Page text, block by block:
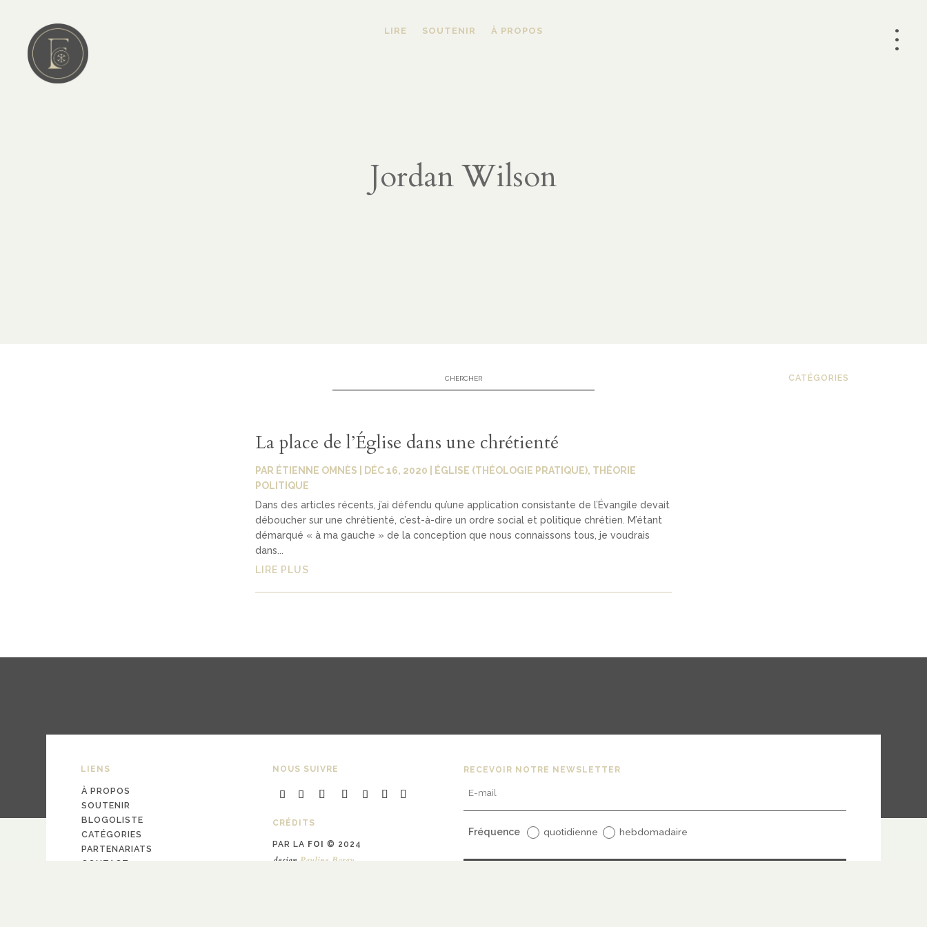
•
•
•
LIRE SOUTENIR À PROPOS
Jordan Wilson
CATÉGORIES
La place de l’Église dans une chrétienté
PAR ÉTIENNE OMNÈS DÉC 16, 2020 ÉGLISE (THÉOLOGIE PRATIQUE), THÉORIE
POLITIQUE
Dans des articles récents, j’ai défendu qu’une application consistante de l’Évangile devait
déboucher sur une chrétienté, c’est-à-dire un ordre social et politique chrétien. M’étant
démarqué « à ma gauche » de la conception que nous connaissons tous, je voudrais
dans...
LIRE PLUS
LIENS
À PROPOS
SOUTENIR
BLOGOLISTE
CATÉGORIES
PARTENARIATS
CONTACT
NOUS SUIVRE
CRÉDITS
PAR LA FOI © 2024
design Pauline Bargy
RECEVOIR NOTRE NEWSLETTER
Fréquence quotidienne hebdomadaire